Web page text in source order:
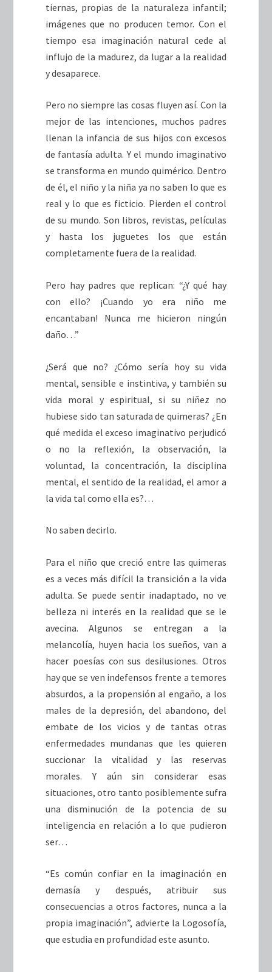
tiernas, propias de la naturaleza infantil;
imágenes que no producen temor. Con el
tiempo esa imaginación natural cede al
influjo de la madurez, da lugar a la realidad
y desaparece.
Pero no siempre las cosas fluyen así. Con la
mejor de las intenciones, muchos padres
llenan la infancia de sus hijos con excesos
de fantasía adulta. Y el mundo imaginativo
se transforma en mundo quimérico. Dentro
de él, el niño y la niña ya no saben lo que es
real y lo que es ficticio. Pierden el control
de su mundo. Son libros, revistas, películas
y hasta los juguetes los que están
completamente fuera de la realidad.
Pero hay padres que replican: “¿Y qué hay
con ello? ¡Cuando yo era niño me
encantaban! Nunca me hicieron ningún
daño…”
¿Será que no? ¿Cómo sería hoy su vida
mental, sensible e instintiva, y también su
vida moral y espiritual, si su niñez no
hubiese sido tan saturada de quimeras? ¿En
qué medida el exceso imaginativo perjudicó
o no la reflexión, la observación, la
voluntad, la concentración, la disciplina
mental, el sentido de la realidad, el amor a
la vida tal como ella es?…
No saben decirlo.
Para el niño que creció entre las quimeras
es a veces más difícil la transición a la vida
adulta. Se puede sentir inadaptado, no ve
belleza ni interés en la realidad que se le
avecina. Algunos se entregan a la
melancolía, huyen hacia los sueños, van a
hacer poesías con sus desilusiones. Otros
hay que se ven indefensos frente a temores
absurdos, a la propensión al engaño, a los
males de la depresión, del abandono, del
embate de los vicios y de tantas otras
enfermedades mundanas que les quieren
succionar la vitalidad y las reservas
morales. Y aún sin considerar esas
situaciones, otro tanto posiblemente sufra
una disminución de la potencia de su
inteligencia en relación a lo que pudieron
ser…
“Es común confiar en la imaginación en
demasía y después, atribuir sus
consecuencias a otros factores, nunca a la
propia imaginación”, advierte la Logosofía,
que estudia en profundidad este asunto.